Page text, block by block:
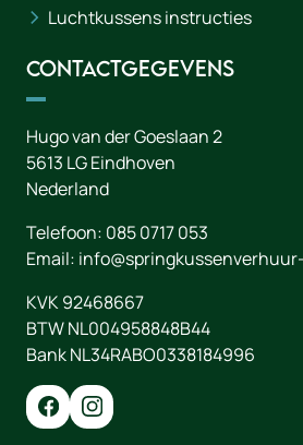
Luchtkussens instructies
Contactgegevens
Hugo van der Goeslaan 2
5613 LGEindhoven
Nederland
Telefoon: 085 0717 053
Email:
KVK 92468667
BTW NL004958848B44
Bank NL34RABO0338184996